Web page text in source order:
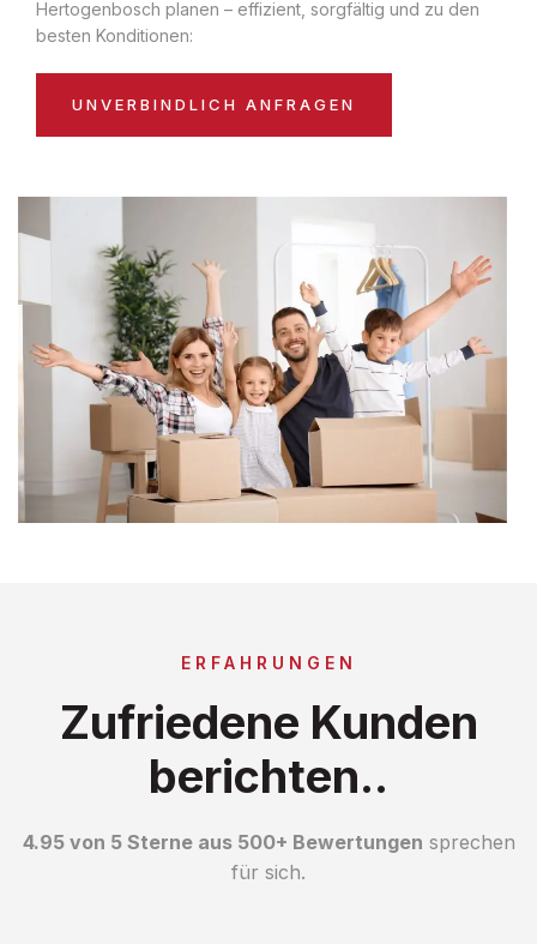
Hertogenbosch planen – effizient, sorgfältig und zu den
besten Konditionen:
UNVERBINDLICH ANFRAGEN
ERFAHRUNGEN
Zufriedene Kunden
berichten..
4.95 von 5 Sterne aus 500+ Bewertungen sprechen
für sich.